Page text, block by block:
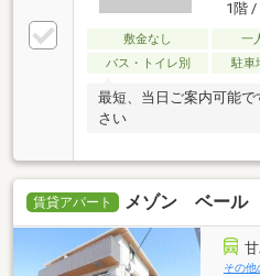
1階 /
敷金なし 一
バス・トイレ別
駐車
最短、当日ご案内可能
さい
賃貸アパート メゾン ベール
その他